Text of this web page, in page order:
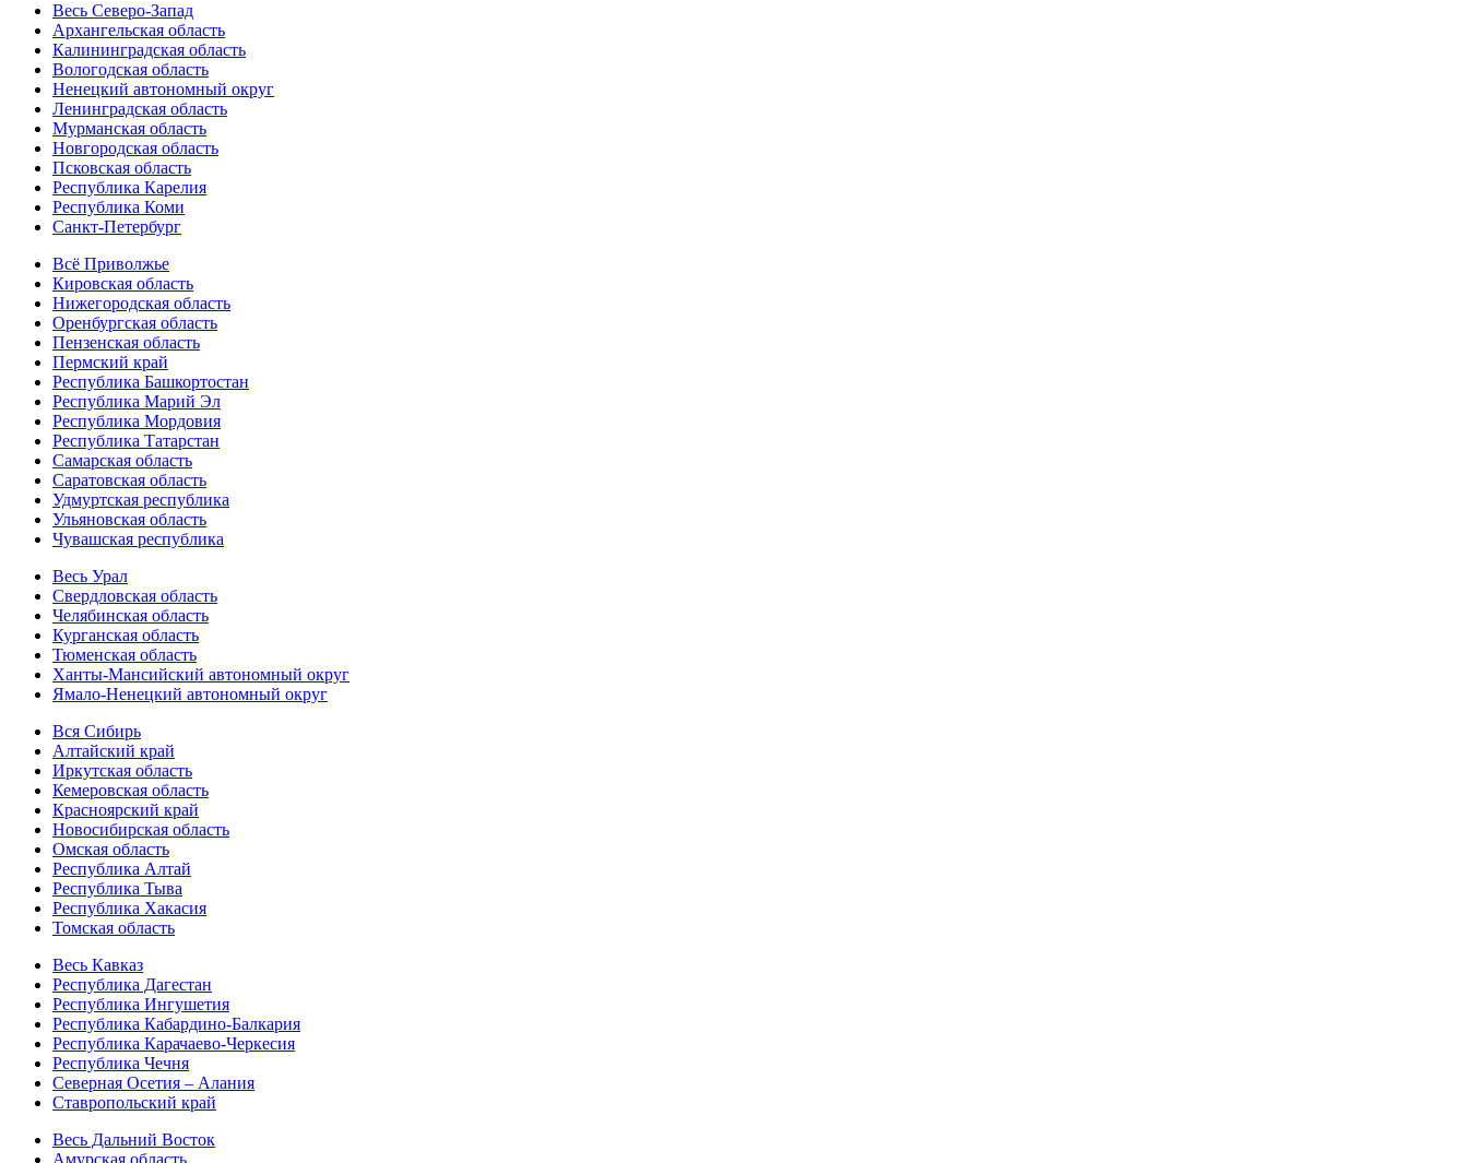
Весь Северо-Запад
Архангельская область
Калининградская область
Вологодская область
Ненецкий автономный округ
Ленинградская область
Мурманская область
Новгородская область
Псковская область
Республика Карелия
Республика Коми
Санкт-Петербург
Всё Приволжье
Кировская область
Нижегородская область
Оренбургская область
Пензенская область
Пермский край
Республика Башкортостан
Республика Марий Эл
Республика Мордовия
Республика Татарстан
Самарская область
Саратовская область
Удмуртская республика
Ульяновская область
Чувашская республика
Весь Урал
Свердловская область
Челябинская область
Курганская область
Тюменская область
Ханты-Мансийский автономный округ
Ямало-Ненецкий автономный округ
Вся Сибирь
Алтайский край
Иркутская область
Кемеровская область
Красноярский край
Новосибирская область
Омская область
Республика Алтай
Республика Тыва
Республика Хакасия
Томская область
Весь Кавказ
Республика Дагестан
Республика Ингушетия
Республика Кабардино-Балкария
Республика Карачаево-Черкесия
Республика Чечня
Северная Осетия – Алания
Ставропольский край
Весь Дальний Восток
Амурская область